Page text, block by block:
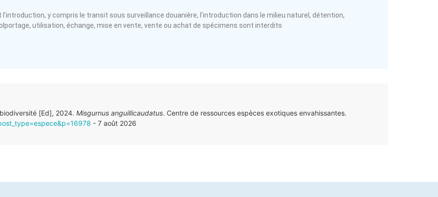
l’introduction, y compris le transit sous surveillance douanière, l’introduction dans le milieu naturel, détention,
utilisation, échange, mise en vente, vente ou achat de spécimens sont interdits
[Ed], 2024. Misgurnus anguillicaudatus. Centre de ressources espèces exotiques envahissantes.
- 7 août 2026